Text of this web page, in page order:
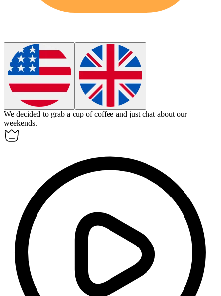
We decided to grab a cup of coffee and justchat about our
weekends.